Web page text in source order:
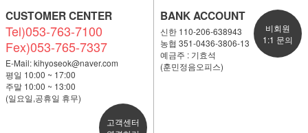
CUSTOMER CENTER
Tel)053-763-7100
Fex)053-765-7337
E-Mail:kihyoseok@naver.com
평일 10:00 ~ 17:00
주말 10:00 ~ 13:00
(일요일,공휴일 휴무)
고객센터
BANK ACCOUNT
신한 110-206-638943
농협 351-0436-3806-13
예금주 : 기효석
(훈민정음오피스)
비회원
1:1 문의